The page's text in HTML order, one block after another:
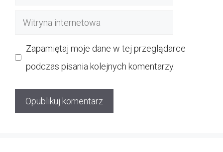
Witryna
Zapamiętaj moje dane w tej przeglądarce
podczas pisania kolejnych komentarzy.